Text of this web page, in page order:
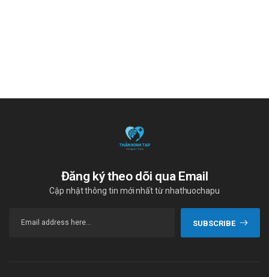
Đăng ký theo dõi qua Email
Cập nhật thông tin mới nhất từ nhathuochapu
SUBSCRIBE